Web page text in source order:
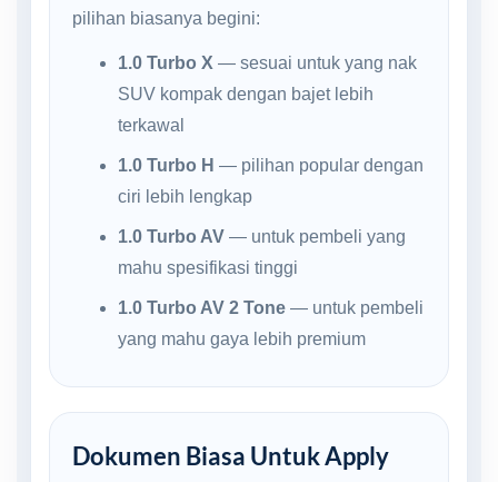
pilihan biasanya begini:
1.0 Turbo X — sesuai untuk yang nak
SUV kompak dengan bajet lebih
terkawal
1.0 Turbo H — pilihan popular dengan
ciri lebih lengkap
1.0 Turbo AV— untuk pembeli yang
mahu spesifikasi tinggi
1.0 Turbo AV 2 Tone— untuk pembeli
yang mahu gaya lebih premium
Dokumen Biasa Untuk Apply